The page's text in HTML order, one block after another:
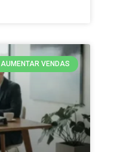
AUMENTAR VENDAS